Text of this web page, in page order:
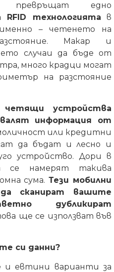
превръщат едно
технологията в
– четенето на
Макар и
случаи да бъде от
много крадци могат
на разстояние
четящи устройства
информация от
или кредитни
да бъдат и лесно и
устройство. Дори в
се намерят такива
сума.Тези мобилни
сканират вашите
дубликират
ще се използват във
си данни?
и евтини варианти за